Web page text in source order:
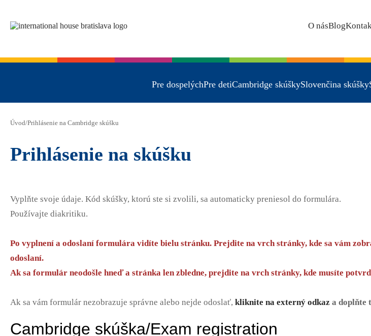
O násBlog
Pre dospelýchPre detiCambridge skúškySlovenčina skúšky
Úvod/Prihlásenie na Cambridge skúšku
Prihlásenie na skúšku
Vyplňte svoje údaje. Kód skúšky, ktorú ste si zvolili, sa automaticky preniesol do formulára.
Používajte diakritiku.
Po vyplnení a odoslaní formulára vidíte bielu stránku. Prejdite na vrch stránky, kde sa vám
odoslaní.
Ak sa formulár neodošle hneď a stránka len zbledne, prejdite na vrch stránky, kde musíte
Ak sa vám formulár nezobrazuje správne alebo nejde odoslať, kliknite na externý odkaz a doplňte